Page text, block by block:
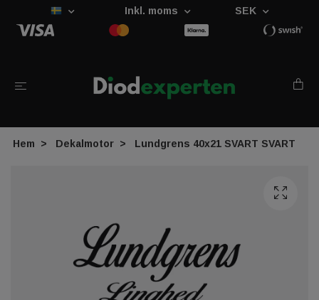
Inkl. moms SEK
Hem Dekalmotor Lundgrens 40x21 SVART SVART